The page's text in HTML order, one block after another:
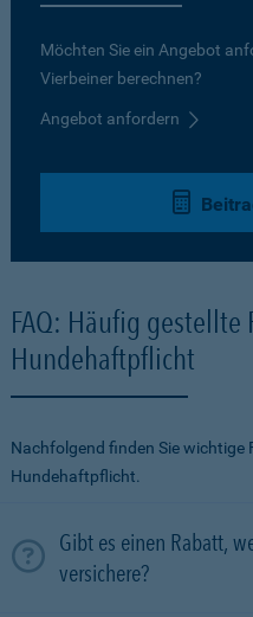
Möchten Sie ein Angebot
Vierbeiner berechnen?
Angebot anfordern
FAQ: Häufig gestellte
Hundehaftpflicht
Nachfolgend finden Sie
Hundehaftpflicht.
Gibt es einen Rabatt,
versichere?